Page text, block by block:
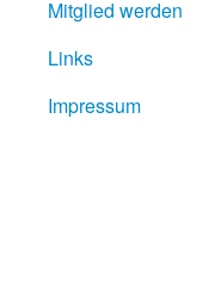
Mitglied werden
Links
Impressum